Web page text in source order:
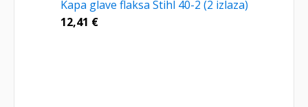
Kapa glave flaksa Stihl 40-2 (2 izlaza)
12,41 €